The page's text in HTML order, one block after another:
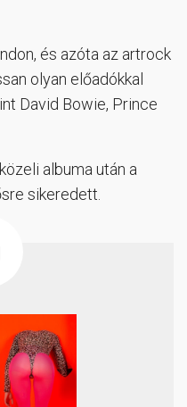
és azóta az artrock
olyan előadókkal
David Bowie, Prince
albuma után a
sikeredett.